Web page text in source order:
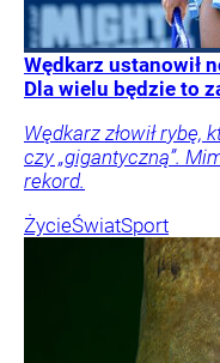
Wędkarz ustanowił
Dla wielu będzie to
Wędkarz złowił rybę,
czy „gigantyczną”.
rekord.
ŻycieŚwiatSport